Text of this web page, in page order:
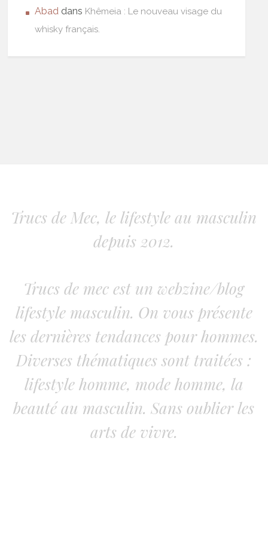
Abad dans Khêmeia : Le nouveau visage du
whisky français.
Trucs de Mec, le lifestyle au masculin
depuis 2012.
Trucs de mec est un webzine/blog
lifestyle masculin. On vous présente
les dernières tendances pour hommes.
Diverses thématiques sont traitées :
lifestyle homme, mode homme, la
beauté au masculin. Sans oublier les
arts de vivre.